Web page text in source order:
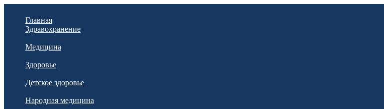
Главная
Здравохранение
Медицина
Здоровье
Детское здоровье
Народная медицина